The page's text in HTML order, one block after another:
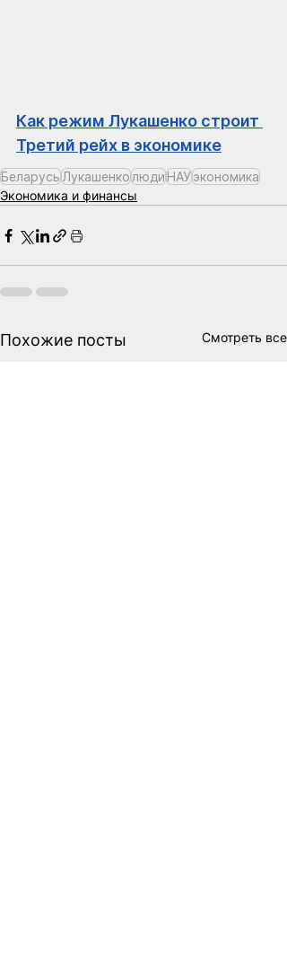
Как режим Лукашенко строит
Третий рейх в экономике
БеларусьЛукашенколюдиНАУэкономика
Экономика и финансы
Похожие посты Смотреть все